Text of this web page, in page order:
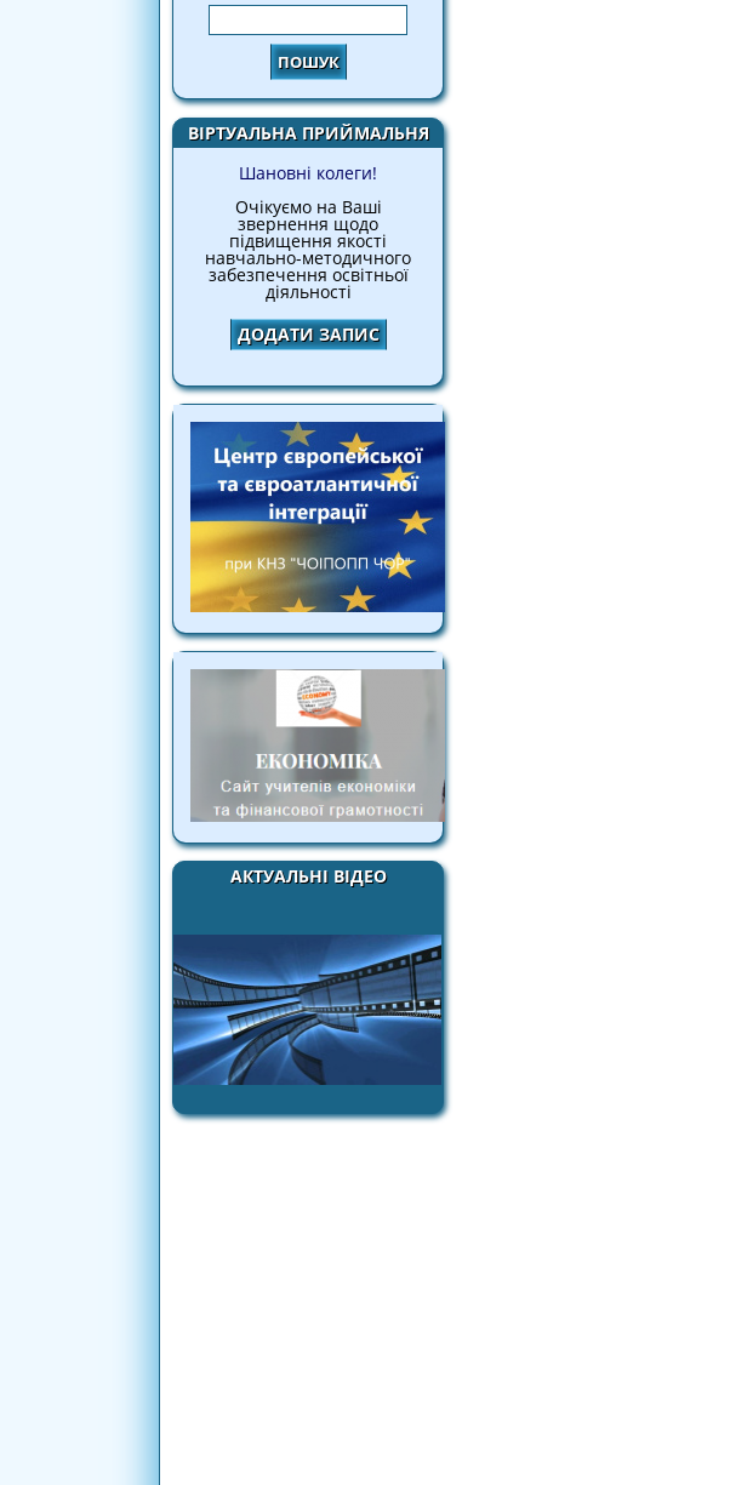
Пошук
ВІРТУАЛЬНА ПРИЙМАЛЬНЯ
Шановні колеги!
Очікуємо на Ваші
звернення щодо
підвищення якості
навчально-методичного
забезпечення освітньої
діяльності
ДОДАТИ ЗАПИС
АКТУАЛЬНІ ВІДЕО